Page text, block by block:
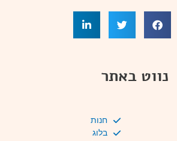
נווט באתר
חנות
בלוג